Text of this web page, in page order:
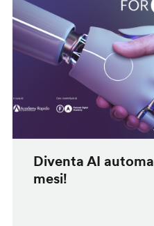
Diventa AI
mesi!